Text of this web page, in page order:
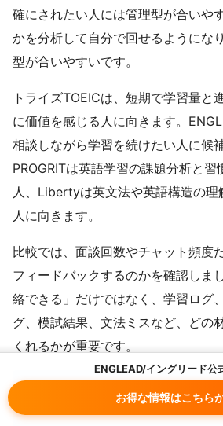
ENGLEAD/イングリード公
お得な情報はこちら
確にされたい人には管理型が合いや
かを分析して自分で回せるようにな
型が合いやすいです。
トライズTOEICは、短期で学習量と
に価値を感じる人に向きます。
相談しながら学習を続けたい人に候
PROGRITは英語学習の課題分析と習
人、Libertyは英文法や英語構造の理
人に向きます。
比較では、面談回数やチャット頻度
フィードバックするのかを確認しま
絡できる」だけではなく、学習ログ
グ、模試結果、文法ミスなど、どの
くれるかが重要です。
学習管理で比べる質問